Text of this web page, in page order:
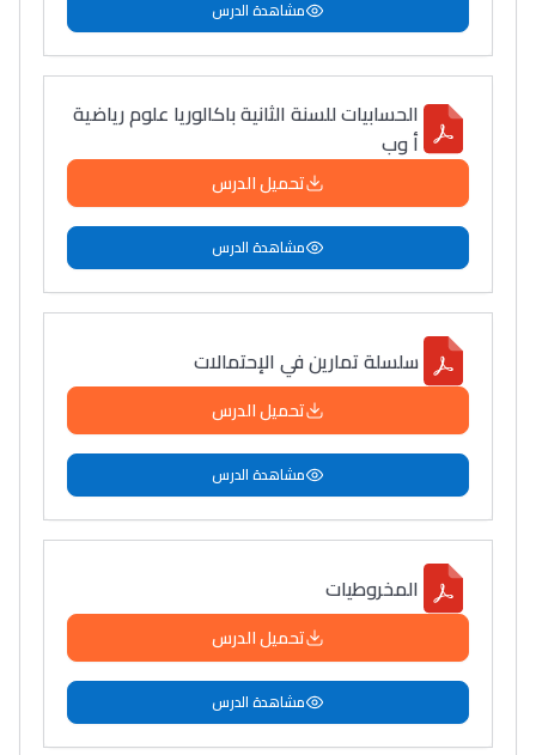
مشاهدة الدرس
الحسابيات للسنة الثانية باكالوريا علوم رياضية
أ وب
تحميل الدرس
مشاهدة الدرس
سلسلة تمارين في الإحتمالات
تحميل الدرس
مشاهدة الدرس
المخروطيات
تحميل الدرس
مشاهدة الدرس